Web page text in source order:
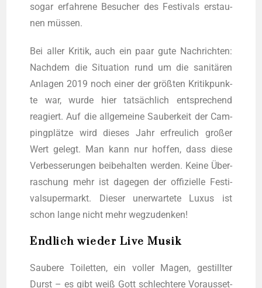
sogar erfah­re­ne Besu­cher des Fes­ti­vals erstau­
nen müssen.
Bei aller Kri­tik, auch ein paar gute Nach­rich­ten:
Nach­dem die Situa­ti­on rund um die sani­tä­ren
Anla­gen 2019 noch einer der größ­ten Kri­tik­punk­
te war, wur­de hier tat­säch­lich ent­spre­chend
reagiert. Auf die all­ge­mei­ne Sau­ber­keit der Cam­
ping­plät­ze wird die­ses Jahr erfreu­lich gro­ßer
Wert gelegt. Man kann nur hof­fen, dass die­se
Ver­bes­se­run­gen bei­be­hal­ten wer­den. Kei­ne Über­
ra­schung mehr ist dage­gen der offi­zi­el­le Fes­ti­
valsu­per­markt. Die­ser uner­war­te­te Luxus ist
schon lan­ge nicht mehr wegzudenken!
Endlich wieder Live Musik
Sau­be­re Toi­let­ten, ein vol­ler Magen, gestill­ter
Durst – es gibt weiß Gott schlech­te­re Vor­aus­set­